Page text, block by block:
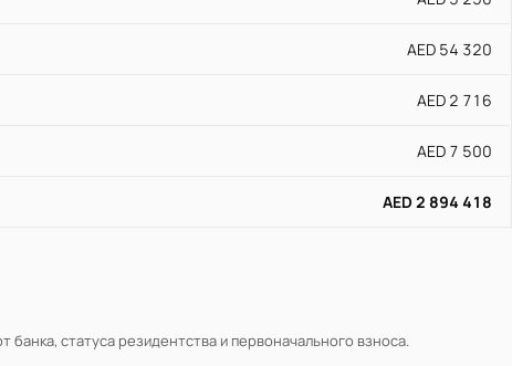
AED 54 320
AED 2 716
AED 7 500
AED 2 894 418
банка, статуса резидентства и первоначального взноса.